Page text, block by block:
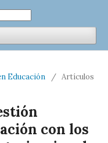
Educación
/ Artículos
con los